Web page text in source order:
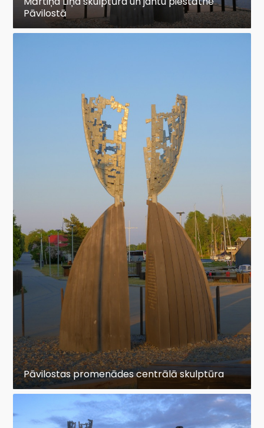
Pāvilostā
Pāvilostas promenādes centrālā skulptūra